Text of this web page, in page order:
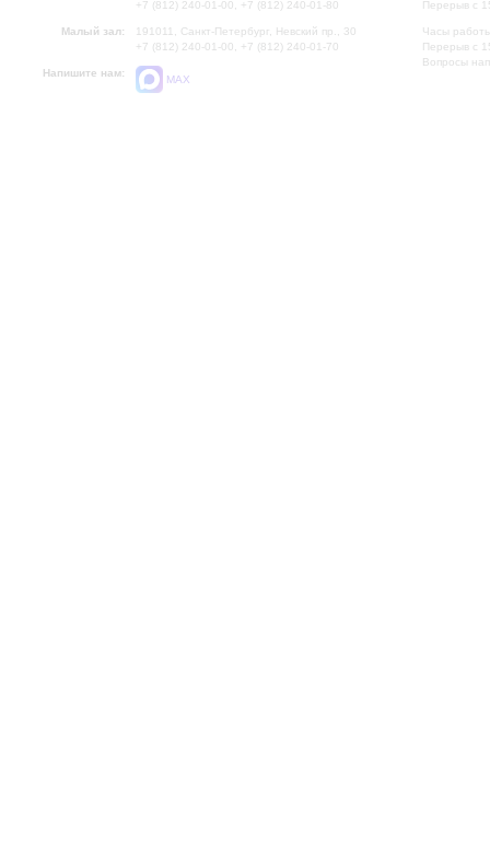
+7 (812) 240-01-00, +7 (812) 240-01-80
Малый зал:
191011, Санкт-Петербург, Невский пр., 30
+7 (812) 240-01-00, +7 (812) 240-01-70
Напишите нам:
MAX
Перерыв с
Часы
Перерыв с
Вопросы